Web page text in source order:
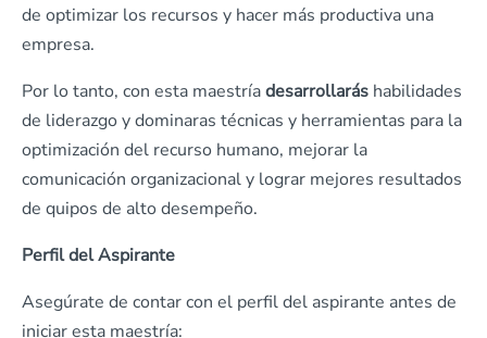
de optimizar los recursos y hacer más productiva una
empresa.
Por lo tanto, con esta maestríadesarrollarás habilidades
de liderazgo y dominaras técnicas y herramientas para la
optimización del recurso humano, mejorar la
comunicación organizacional y lograr mejores resultados
de quipos de alto desempeño.
Perfil del Aspirante
Asegúrate de contar con el perfil del aspirante antes de
iniciar esta maestría: